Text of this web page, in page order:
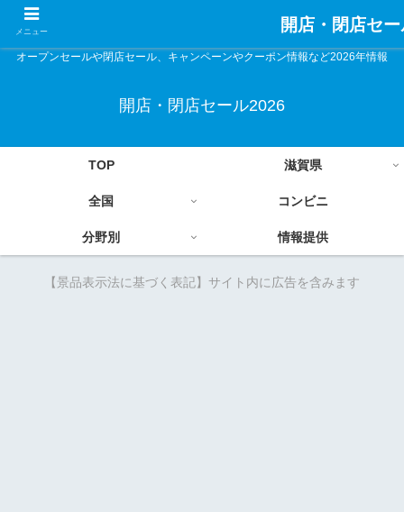
オープンセールや閉店セール、キャンペーンやクーポン情報など2026年情報
開店・閉店セール2026
TOP 滋賀県
全国 コンビニ
分野別 情報提供
【景品表示法に基づく表記】サイト内に広告を含みます
メニュー 開店・閉店セ